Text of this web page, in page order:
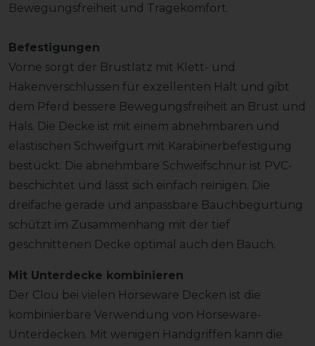
Bewegungsfreiheit und Tragekomfort.
Befestigungen
Vorne sorgt der Brustlatz mit Klett- und
Hakenverschlüssen für exzellenten Halt und gibt
dem Pferd bessere Bewegungsfreiheit an Brust und
Hals. Die Decke ist mit einem abnehmbaren und
elastischen Schweifgurt mit Karabinerbefestigung
bestückt. Die abnehmbare Schweifschnur ist PVC-
beschichtet und lässt sich einfach reinigen. Die
dreifache gerade und anpassbare Bauchbegurtung
schützt im Zusammenhang mit der tief
geschnittenen Decke optimal auch den Bauch.
Mit Unterdecke kombinieren
Der Clou bei vielen Horseware Decken ist die
kombinierbare Verwendung von Horseware-
Unterdecken. Mit wenigen Handgriffen kann die